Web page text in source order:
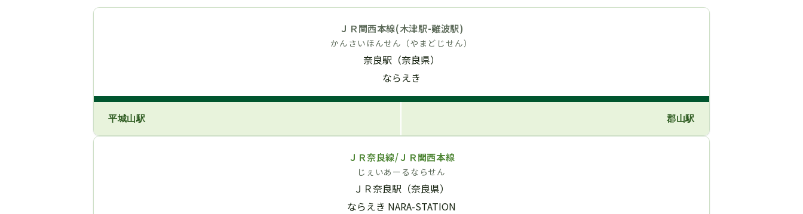
ＪＲ関西本線(木津駅-難波駅)
かんさいほんせん（やまどじせん）
奈良駅（奈良県）
ならえき
平城山駅 郡山駅
ＪＲ奈良線/ＪＲ関西本線
じぇいあーるならせん
ＪＲ奈良駅（奈良県）
ならえき NARA-STATION